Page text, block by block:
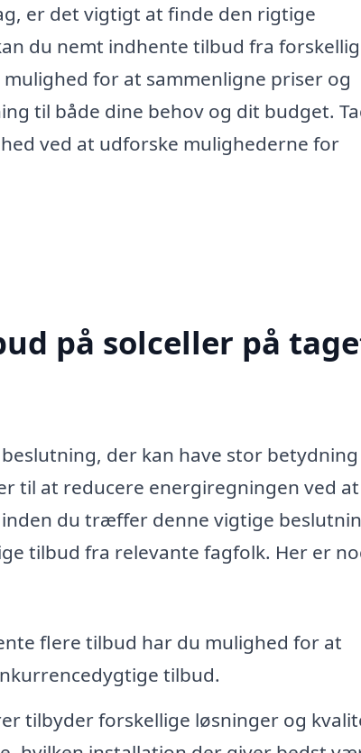
er det vigtigt at finde den rigtige
du nemt indhente tilbud fra
for at sammenligne priser og
til både dine behov og dit budget.
ved at udforske mulighederne for
på solceller på
der kan have stor
til at reducere energiregningen ved at
du træffer denne vigtige
tilbud fra relevante fagfolk. Her er
flere tilbud har du mulighed for at
tilbud.
tilbyder forskellige løsninger og